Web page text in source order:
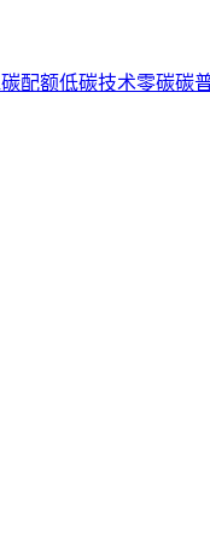
碳配额低碳技术零碳碳